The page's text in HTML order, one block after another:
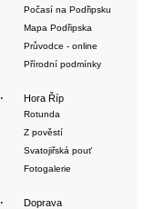
Počasí na Podřipsku
Mapa Podřipska
Průvodce - online
Přírodní podmínky
· Hora Říp
Rotunda
Z pověstí
Svatojiřská pouť
Fotogalerie
· Doprava